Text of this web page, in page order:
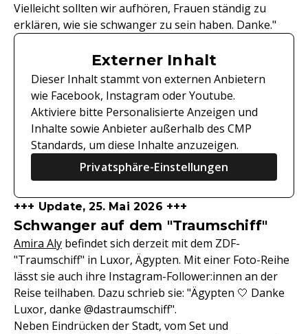
Vielleicht sollten wir aufhören, Frauen ständig zu
erklären, wie sie schwanger zu sein haben. Danke."
Externer Inhalt
Dieser Inhalt stammt von externen Anbietern
wie Facebook, Instagram oder Youtube.
Aktiviere bitte Personalisierte Anzeigen und
Inhalte sowie Anbieter außerhalb des CMP
Standards, um diese Inhalte anzuzeigen.
Privatsphäre-Einstellungen
+++ Update, 25. Mai 2026 +++
Schwanger auf dem "Traumschiff"
Amira Aly befindet sich derzeit mit dem ZDF-
"Traumschiff" in Luxor, Ägypten. Mit einer Foto-Reihe
lässt sie auch ihre Instagram-Follower:innen an der
Reise teilhaben. Dazu schrieb sie: "Ägypten 🤍 Danke
Luxor, danke @dastraumschiff".
Neben Eindrücken der Stadt, vom Set und